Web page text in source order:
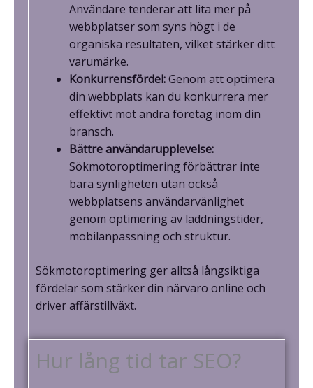
Användare tenderar att lita mer på
webbplatser som syns högt i de
organiska resultaten, vilket stärker ditt
varumärke.
Konkurrensfördel:Genom att optimera
din webbplats kan du konkurrera mer
effektivt mot andra företag inom din
bransch.
Bättre användarupplevelse:
Sökmotoroptimering förbättrar inte
bara synligheten utan också
webbplatsens användarvänlighet
genom optimering av laddningstider,
mobilanpassning och struktur.
Sökmotoroptimering ger alltså långsiktiga
fördelar som stärker din närvaro online och
driver affärstillväxt.
Hur lång tid tar SEO?